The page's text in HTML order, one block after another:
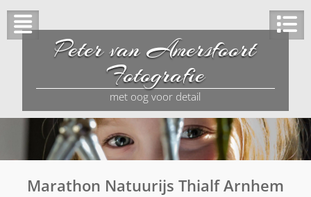
Peter van Amersfoort
Fotografie
met oog voor detail
Marathon Natuurijs Thialf Arnhem